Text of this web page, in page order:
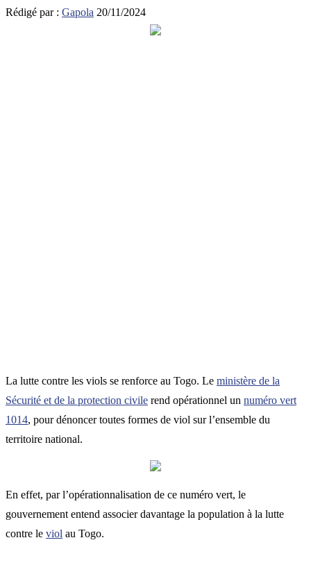
Rédigé par : Gapola 20/11/2024
La lutte contre les viols se renforce au Togo. Le ministère de la
Sécurité et de la protection civile rend opérationnel un numéro vert
1014, pour dénoncer toutes formes de viol sur l’ensemble du
territoire national.
En effet, par l’opérationnalisation de ce numéro vert, le
gouvernement entend associer davantage la population à la lutte
contre le viol au Togo.